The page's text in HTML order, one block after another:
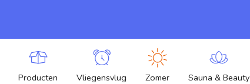
Producten Vliegensvlug Zomer Sauna & Beauty